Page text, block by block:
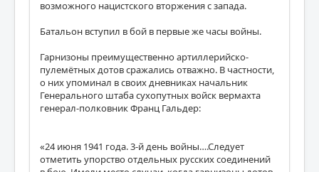
возможного нацистского вторжения с запада.
Батальон вступил в бой в первые же часы войны.
Гарнизоны преимущественно артиллерийско-
пулемётных дотов сражались отважно. В частности,
о них упоминал в своих дневниках начальник
Генерального штаба сухопутных войск вермахта
генерал-полковник Франц Гальдер:
«24 июня 1941 года. 3-й день войны….Следует
отметить упорство отдельных русских соединений